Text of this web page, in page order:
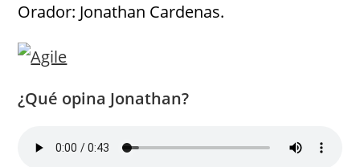
Orador: Jonathan Cardenas.
¿Qué opina Jonathan?